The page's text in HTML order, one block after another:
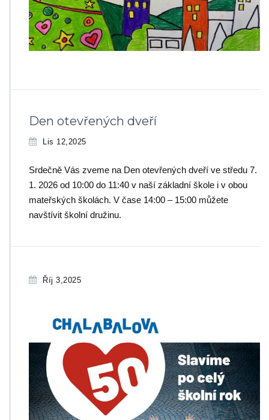
Den otevřených dveří
Lis 12,2025
Srdečně Vás zveme na Den otevřených dveří ve středu 7.
1. 2026 od 10:00 do 11:40 v naší základní škole i v obou
mateřských školách. V čase 14:00 – 15:00 můžete
navštívit školní družinu.
Říj 3,2025